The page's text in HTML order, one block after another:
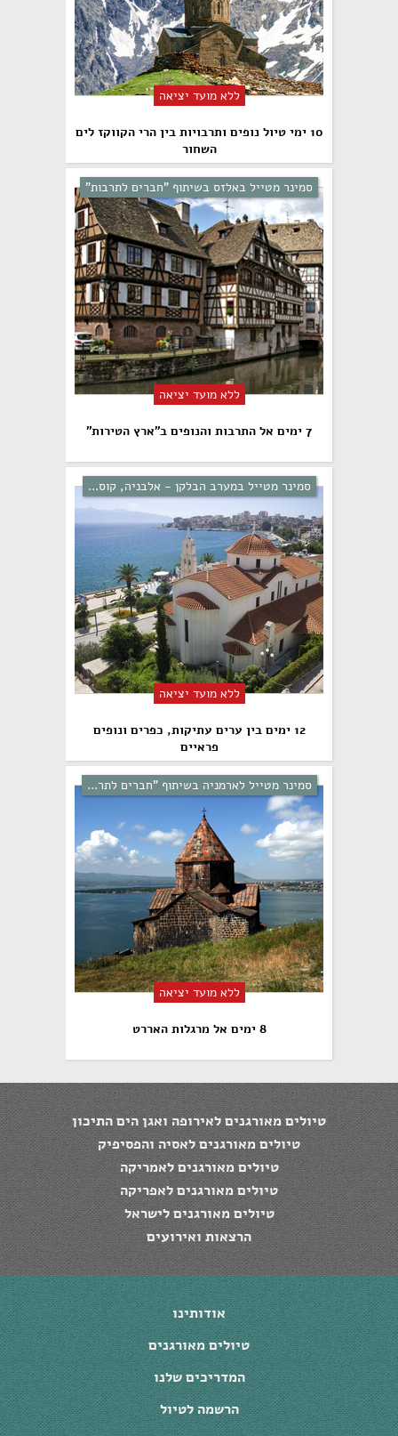
ללא מועד יציאה
10 ימי טיול נופים ותרבויות בין הרי הקווקז לים
השחור
סמינר מטייל באלזס בשיתוף "חברים לתרבות"
ללא מועד יציאה
7 ימים אל התרבות והנופים ב"ארץ הטירות"
סמינר מטייל במערב הבלקן - אלבניה, קוס...
ללא מועד יציאה
12 ימים בין ערים עתיקות, כפרים ונופים
פראיים
סמינר מטייל לארמניה בשיתוף "חברים לתר...
ללא מועד יציאה
8 ימים אל מרגלות האררט
טיולים מאורגנים לאירופה ואגן הים התיכון
טיולים מאורגנים לאסיה והפסיפיק
טיולים מאורגנים לאמריקה
טיולים מאורגנים לאפריקה
טיולים מאורגנים לישראל
הרצאות ואירועים
אודותינו
טיולים מאורגנים
המדריכים שלנו
הרשמה לטיול